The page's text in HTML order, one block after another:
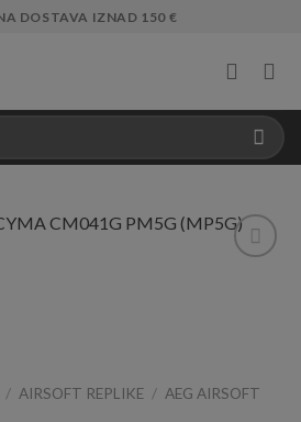
DOSTAVA IZNAD 150 €
/ AIRSOFT REPLIKE / AEG AIRSOFT